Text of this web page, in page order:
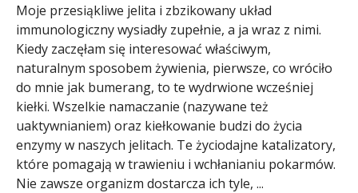
Moje przesiąkliwe jelita i zbzikowany układ
immunologiczny wysiadły zupełnie, a ja wraz z nimi.
Kiedy zaczęłam się interesować właściwym,
naturalnym sposobem żywienia, pierwsze, co wróciło
do mnie jak bumerang, to te wydrwione wcześniej
kiełki. Wszelkie namaczanie (nazywane też
uaktywnianiem) oraz kiełkowanie budzi do życia
enzymy w naszych jelitach. Te życiodajne katalizatory,
które pomagają w trawieniu i wchłanianiu pokarmów.
Nie zawsze organizm dostarcza ich tyle, ...